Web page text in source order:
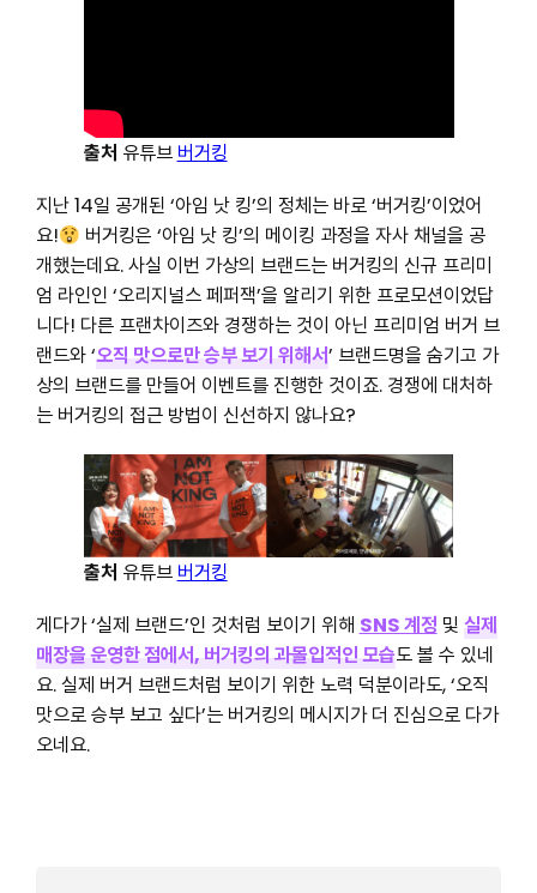
출처 유튜브 버거킹
지난 14일 공개된 ‘아임 낫 킹’의 정체는 바로 ‘버거킹’이었어
요!
버거킹은 ‘아임 낫 킹’의 메이킹 과정을 자사 채널을 공
개했는데요. 사실 이번 가상의 브랜드는 버거킹의 신규 프리미
엄 라인인 ‘오리지널스 페퍼잭’을 알리기 위한 프로모션이었답
니다! 다른 프랜차이즈와 경쟁하는 것이 아닌 프리미엄 버거 브
랜드와 ‘오직 맛으로만 승부 보기 위해서’ 브랜드명을 숨기고 가
상의 브랜드를 만들어 이벤트를 진행한 것이죠. 경쟁에 대처하
는 버거킹의 접근 방법이 신선하지 않나요?
출처 유튜브 버거킹
게다가 ‘실제 브랜드’인 것처럼 보이기 위해 SNS 계정 및 실제
매장을 운영한 점에서, 버거킹의 과몰입적인 모습도 볼 수 있네
요. 실제 버거 브랜드처럼 보이기 위한 노력 덕분이라도, ‘오직
맛으로 승부 보고 싶다’는 버거킹의 메시지가 더 진심으로 다가
오네요.